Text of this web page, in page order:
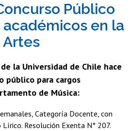
os
os
Egresadas/os
Público
en la
Artes
la Universidad de Chile hace
público para cargos
de Música:
Categoría Docente, con
Resolución Exenta N° 207.